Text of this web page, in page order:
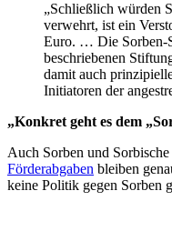
„Schließlich würden
verwehrt, ist ein
Euro. … Die Sorben-
beschriebenen
damit auch
Initiatoren der
„Konkret geht es dem
Auch Sorben und
Förderabgaben bleiben
keine Politik gegen Sorben